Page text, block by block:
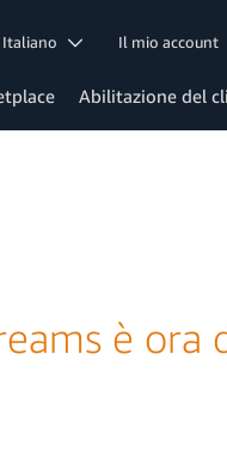
Italiano Il mio
Abilitazione del
è